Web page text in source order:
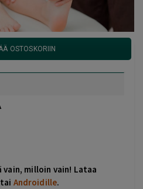
OSTOSKORIIN
milloin vain! Lataa
Androidille.